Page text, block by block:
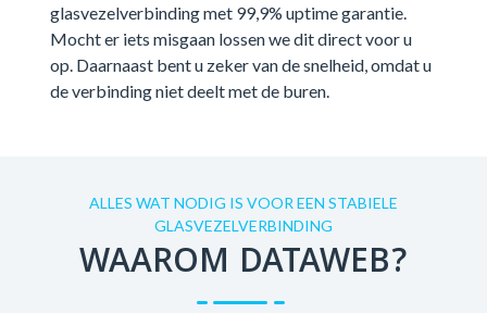
glasvezelverbinding met 99,9% uptime garantie.
Mocht er iets misgaan lossen we dit direct voor u
op. Daarnaast bent u zeker van de snelheid, omdat u
de verbinding niet deelt met de buren.
ALLES WAT NODIG IS VOOR EEN STABIELE
GLASVEZELVERBINDING
WAAROM DATAWEB?